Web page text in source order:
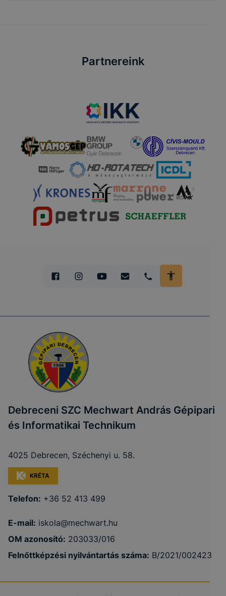
Partnereink
Debreceni SZC Mechwart András Gépipari
és Informatikai Technikum
4025 Debrecen, Széchenyi u. 58.
KRÉTA
Telefon: +36 52 413 499
E-mail: iskola@mechwart.hu
OM azonosító: 203033/016
Felnőttképzési nyilvántartás száma: B/2021/002423